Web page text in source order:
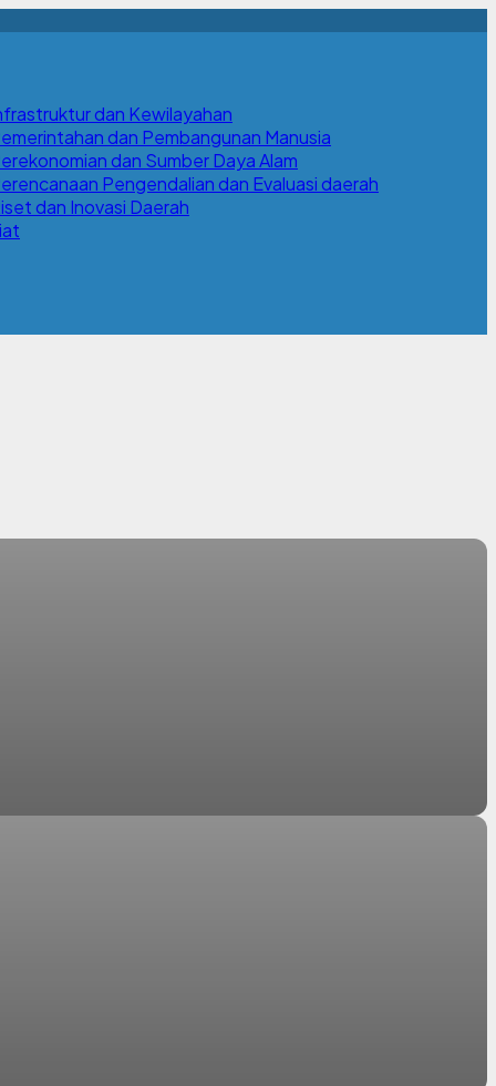
dan Kewilayahan
dan Pembangunan Manusia
dan Sumber Daya Alam
Pengendalian dan Evaluasi daerah
dan Inovasi Daerah